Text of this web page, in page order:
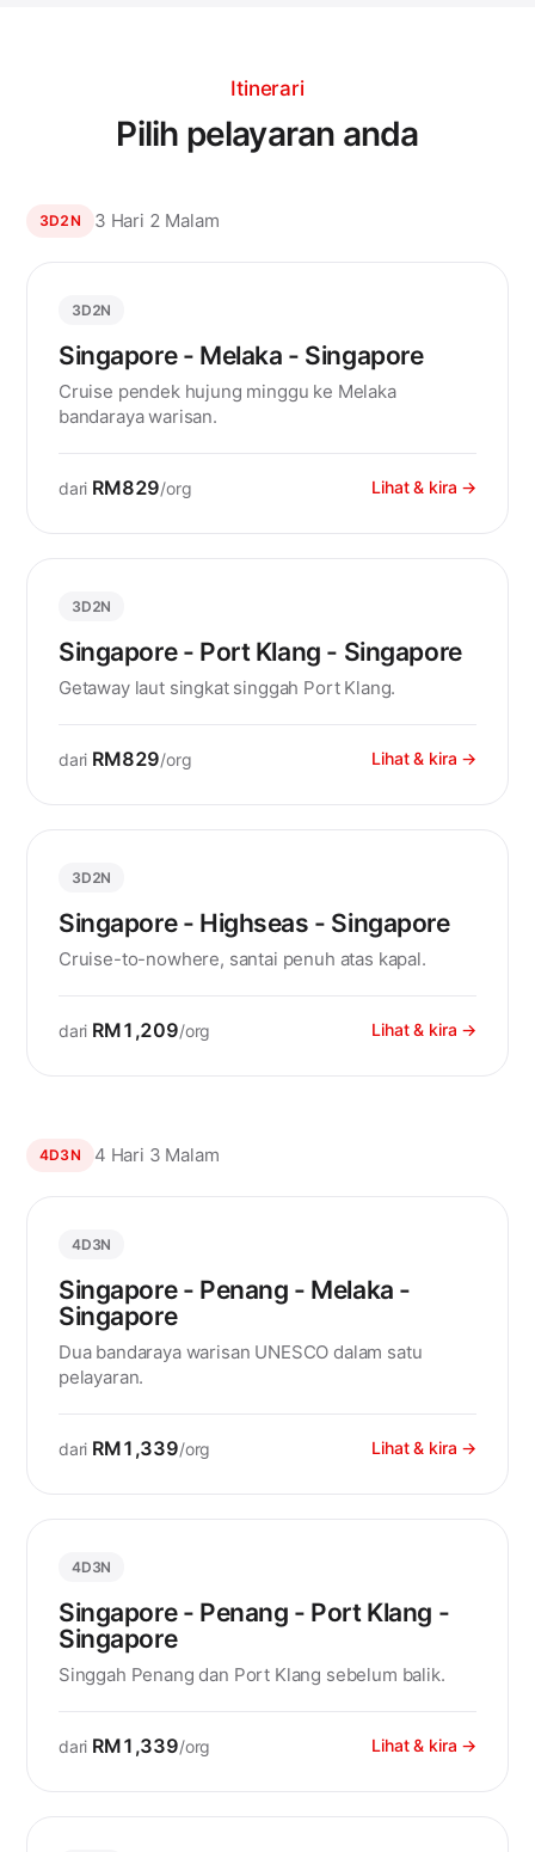
Itinerari
Pilih pelayaran anda
3D2N 3 Hari 2 Malam
3D2N
Singapore - Melaka - Singapore
Cruise pendek hujung minggu ke Melaka
bandaraya warisan.
dari RM829/org Lihat & kira →
3D2N
Singapore - Port Klang - Singapore
Getaway laut singkat singgah Port Klang.
dari RM829/org Lihat & kira →
3D2N
Singapore - Highseas - Singapore
Cruise-to-nowhere, santai penuh atas kapal.
dari RM1,209/org Lihat & kira →
4D3N 4 Hari 3 Malam
4D3N
Singapore - Penang - Melaka -
Singapore
Dua bandaraya warisan UNESCO dalam satu
pelayaran.
dari RM1,339/org Lihat & kira →
4D3N
Singapore - Penang - Port Klang -
Singapore
Singgah Penang dan Port Klang sebelum balik.
dari RM1,339/org Lihat & kira →